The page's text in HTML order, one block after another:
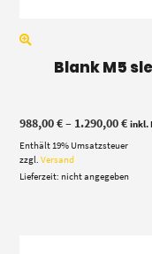
Blank M5
988,00€– 1.290,00€
bis
inkl.
Enthält 19% Umsatzsteuer
zzgl.Versand
Lieferzeit: nicht angegeben